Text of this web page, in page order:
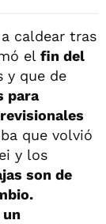
caldear tras
el fin del
y que de
para
que volvió
y los
son de
un